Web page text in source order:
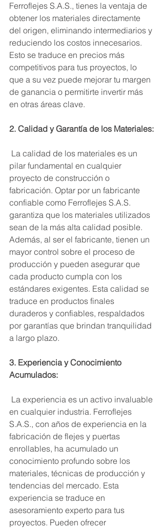
Ferroflejes S.A.S., tienes la ventaja de
obtener los materiales directamente
del origen, eliminando intermediarios y
reduciendo los costos innecesarios.
Esto se traduce en precios más
competitivos para tus proyectos, lo
que a su vez puede mejorar tu margen
de ganancia o permitirte invertir más
en otras áreas clave.
2. Calidad y Garantía de los Materiales:
pilar fundamental en cualquier
proyecto de construcción o
fabricación. Optar por un fabricante
confiable como Ferroflejes S.A.S.
garantiza que los materiales utilizados
sean de la más alta calidad posible.
Además, al ser el fabricante, tienen un
mayor control sobre el proceso de
producción y pueden asegurar que
cada producto cumpla con los
estándares exigentes. Esta calidad se
traduce en productos finales
duraderos y confiables, respaldados
por garantías que brindan tranquilidad
a largo plazo.
3. Experiencia y Conocimiento
Acumulados:
en cualquier industria. Ferroflejes
S.A.S., con años de experiencia en la
fabricación de flejes y puertas
enrollables, ha acumulado un
conocimiento profundo sobre los
materiales, técnicas de producción y
tendencias del mercado. Esta
experiencia se traduce en
asesoramiento experto para tus
proyectos. Pueden ofrecer